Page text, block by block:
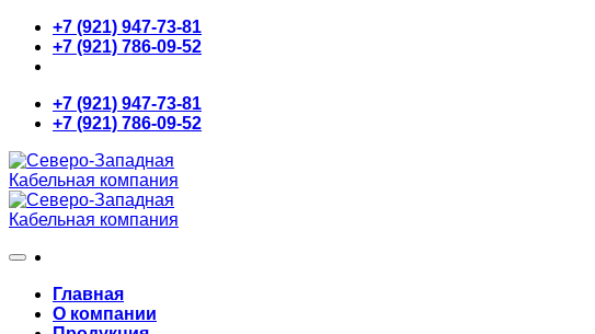
Skip
content
+7 (921) 947-73-81
+7 (921) 786-09-52
+7 (921) 947-73-81
+7 (921) 786-09-52
Главная
О компании